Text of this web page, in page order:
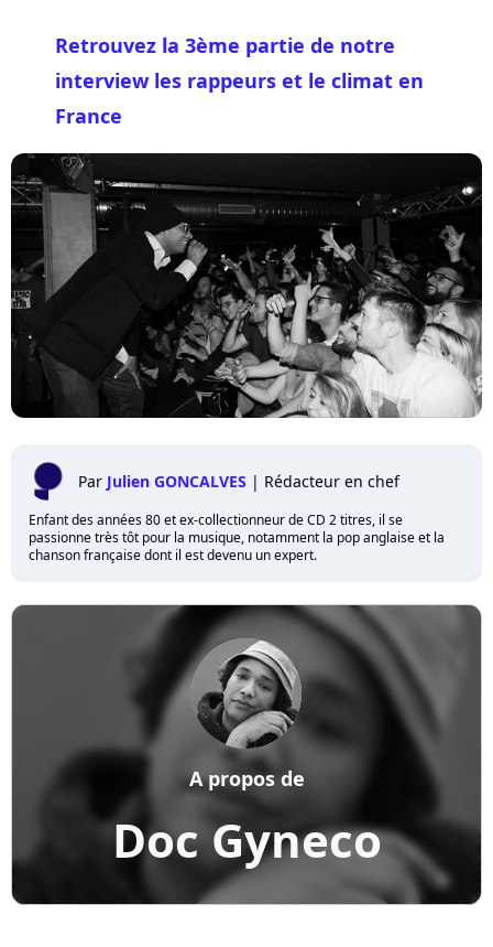
Retrouvez la 3ème partie de notre
interview les rappeurs et le climat en
France
Par Julien GONCALVES | Rédacteur en chef
Enfant des années 80 et ex-collectionneur de CD 2 titres, il se
passionne très tôt pour la musique, notamment la pop anglaise et la
chanson française dont il est devenu un expert.
Doc Gyneco
A propos de